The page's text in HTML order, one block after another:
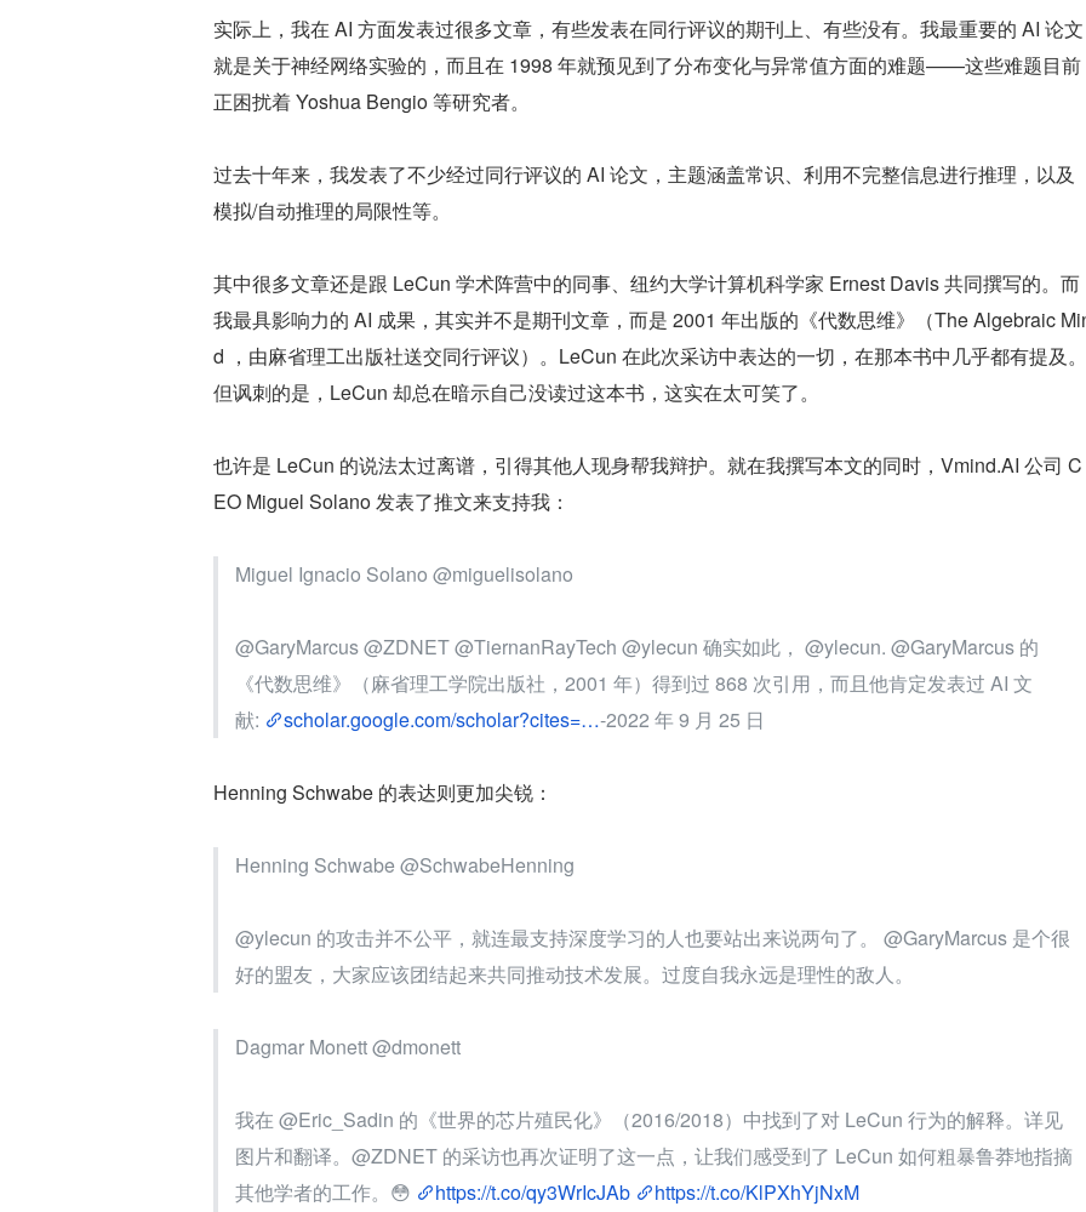
实际上，我在 AI 方面发表过很多文章，有些发表在同行评议的期刊上、有些没有。我最重要的 AI 论文
就是关于神经网络实验的，而且在 1998 年就预见到了分布变化与异常值方面的难题——这些难题目前
正困扰着 Yoshua Bengio 等研究者。
过去十年来，我发表了不少经过同行评议的 AI 论文，主题涵盖常识、利用不完整信息进行推理，以及
模拟/自动推理的局限性等。
其中很多文章还是跟 LeCun 学术阵营中的同事、纽约大学计算机科学家 Ernest Davis 共同撰写的。而
我最具影响力的 AI 成果，其实并不是期刊文章，而是 2001 年出版的《代数思维》（The Algebraic
d ，由麻省理工出版社送交同行评议）。LeCun 在此次采访中表达的一切，在那本书中几乎都有提及。
但讽刺的是，LeCun 却总在暗示自己没读过这本书，这实在太可笑了。
也许是 LeCun 的说法太过离谱，引得其他人现身帮我辩护。就在我撰写本文的同时，Vmind.AI 公司 C
EO Miguel Solano 发表了推文来支持我：
Miguel Ignacio Solano @miguelisolano
@GaryMarcus @ZDNET @TiernanRayTech @ylecun 确实如此， @ylecun. @GaryMarcus 的
《代数思维》（麻省理工学院出版社，2001 年）得到过 868 次引用，而且他肯定发表过 AI 文
献:
scholar.google.com/scholar?cites=…-2022 年 9 月 25 日
Henning Schwabe 的表达则更加尖锐：
Henning Schwabe @SchwabeHenning
@ylecun 的攻击并不公平，就连最支持深度学习的人也要站出来说两句了。 @GaryMarcus 是个很
好的盟友，大家应该团结起来共同推动技术发展。过度自我永远是理性的敌人。
Dagmar Monett @dmonett
我在 @Eric_Sadin 的《世界的芯片殖民化》（2016/2018）中找到了对 LeCun 行为的解释。详见
图片和翻译。@ZDNET 的采访也再次证明了这一点，让我们感受到了 LeCun 如何粗暴鲁莽地指摘
其他学者的工作。😳
https://t.co/qy3WrIcJAb https://t.co/KlPXhYjNxM